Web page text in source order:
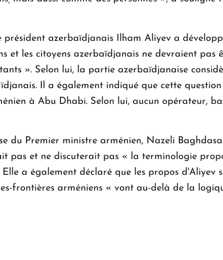
azerbaïdjanais Ilham Aliyev a
et les citoyens azerbaïdjanais ne devraient pas
». Selon lui, la partie azerbaïdjanaise
Il a également indiqué que cette
à Abu Dhabi. Selon lui, aucun opérateur,
du Premier ministre arménien, Nazeli
pas et ne discuterait pas « la terminologie
a également déclaré que les propos d'Aliyev
frontières arméniens « vont au-delà de la